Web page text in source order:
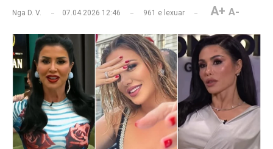
Nga D. V. 07.04.2026 12:46 961 e lexuar A+ A-